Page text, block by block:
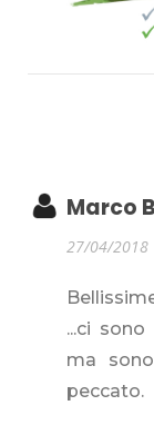
Marco
27/04/2018
...ci
ma
peccato.